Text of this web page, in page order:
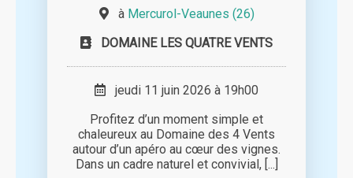
à Mercurol-Veaunes (26)
DOMAINE LES QUATRE VENTS
jeudi 11 juin 2026 à 19h00
Profitez d’un moment simple et
chaleureux au Domaine des 4 Vents
autour d’un apéro au cœur des vignes.
Dans un cadre naturel et convivial, [...]